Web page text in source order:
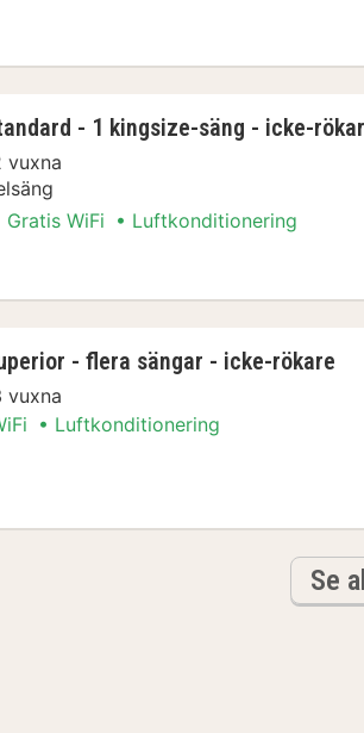
- 1 kingsize-säng - icke-
vuxna
Gratis WiFi Luftkonditionering
- flera sängar - icke-rökare
vuxna
Luftkonditionering
Se